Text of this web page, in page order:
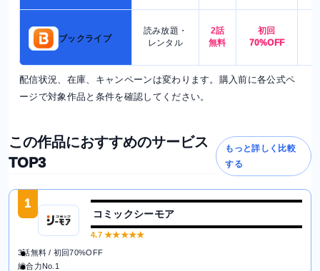
ブックライブ
読み放題・
レンタル
2話
無料
初回
70%OFF
配信状況、在庫、キャンペーンは変わります。購入前に各公式ペ
ージで対象作品と条件を確認してください。
この作品におすすめのサービス
TOP3
もっと詳しく比較
する
1
コミックシーモア
4.7★★★★★
3話無料 / 初回70%OFF
総合力No.1